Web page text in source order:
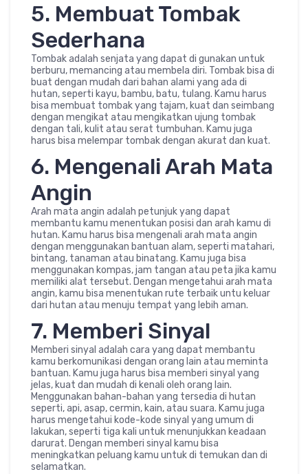
5. Membuat Tombak
Sederhana
Tombak adalah senjata yang dapat di gunakan untuk
berburu, memancing atau membela diri. Tombak bisa di
buat dengan mudah dari bahan alami yang ada di
hutan, seperti kayu, bambu, batu, tulang. Kamu harus
bisa membuat tombak yang tajam, kuat dan seimbang
dengan mengikat atau mengikatkan ujung tombak
dengan tali, kulit atau serat tumbuhan. Kamu juga
harus bisa melempar tombak dengan akurat dan kuat.
6. Mengenali Arah Mata
Angin
Arah mata angin adalah petunjuk yang dapat
membantu kamu menentukan posisi dan arah kamu di
hutan. Kamu harus bisa mengenali arah mata angin
dengan menggunakan bantuan alam, seperti matahari,
bintang, tanaman atau binatang. Kamu juga bisa
menggunakan kompas, jam tangan atau peta jika kamu
memiliki alat tersebut. Dengan mengetahui arah mata
angin, kamu bisa menentukan rute terbaik untu keluar
dari hutan atau menuju tempat yang lebih aman.
7. Memberi Sinyal
Memberi sinyal adalah cara yang dapat membantu
kamu berkomunikasi dengan orang lain atau meminta
bantuan. Kamu juga harus bisa memberi sinyal yang
jelas, kuat dan mudah di kenali oleh orang lain.
Menggunakan bahan-bahan yang tersedia di hutan
seperti, api, asap, cermin, kain, atau suara. Kamu juga
harus mengetahui kode-kode sinyal yang umum di
lakukan, seperti tiga kali untuk menunjukkan keadaan
darurat. Dengan memberi sinyal kamu bisa
meningkatkan peluang kamu untuk di temukan dan di
selamatkan.